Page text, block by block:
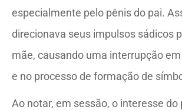
especialmente pelo pênis do pai.
direcionava seus impulsos sádicos
mãe, causando uma interrupção
e no processo de formação de
Ao notar, em sessão, o interesse do